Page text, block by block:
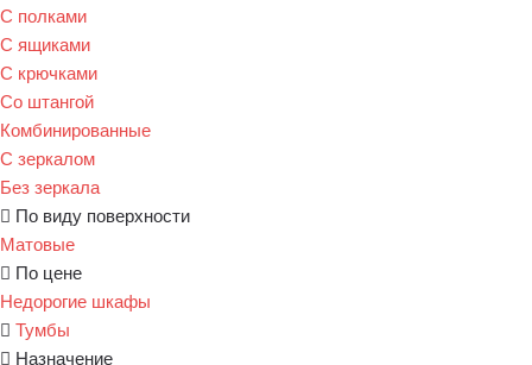
С полками
С ящиками
С крючками
Со штангой
Комбинированные
С зеркалом
Без зеркала
По виду поверхности
Матовые
По цене
Недорогие шкафы
Тумбы
Назначение